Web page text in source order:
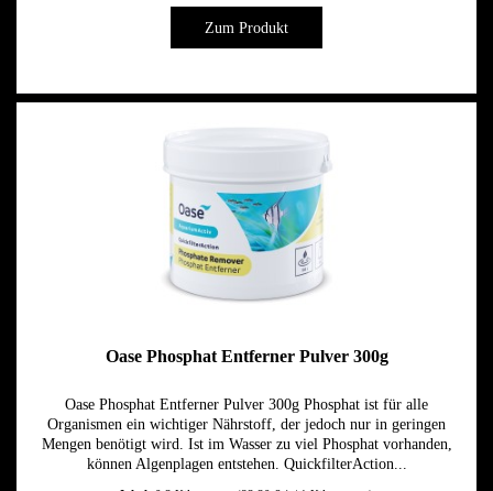
Zum Produkt
Oase Phosphat Entferner Pulver 300g
Oase Phosphat Entferner Pulver 300g Phosphat ist für alle
Organismen ein wichtiger Nährstoff, der jedoch nur in geringen
Mengen benötigt wird. Ist im Wasser zu viel Phosphat vorhanden,
können Algenplagen entstehen. QuickfilterAction...